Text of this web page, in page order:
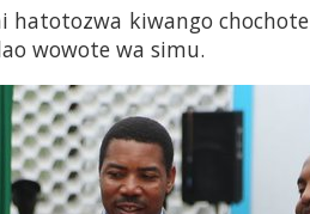
hatotozwa kiwango chochote
wowote wa simu.